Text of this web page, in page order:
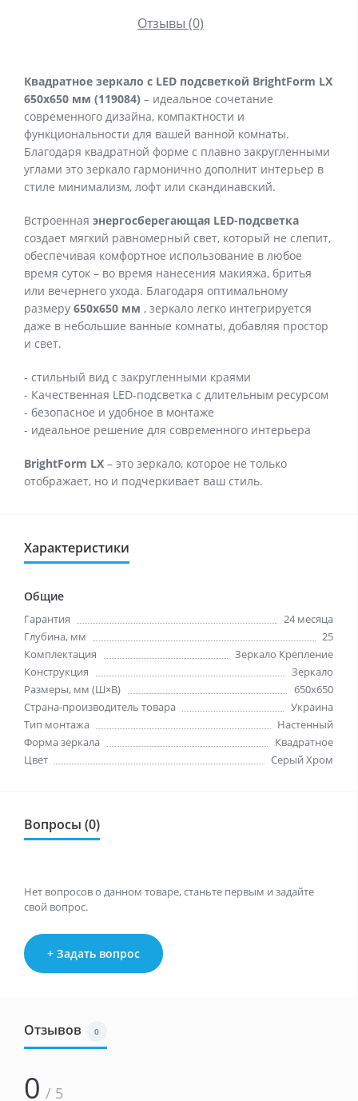
Отзывы (0)
Квадратное зеркало с LED подсветкой BrightForm LX
650x650 мм (119084) – идеальное сочетание
современного дизайна, компактности и
функциональности для вашей ванной комнаты.
Благодаря квадратной форме с плавно закругленными
углами это зеркало гармонично дополнит интерьер в
стиле минимализм, лофт или скандинавский.
Встроенная энергосберегающая LED-подсветка
создает мягкий равномерный свет, который не слепит,
обеспечивая комфортное использование в любое
время суток – во время нанесения макияжа, бритья
или вечернего ухода. Благодаря оптимальному
размеру 650x650 мм , зеркало легко интегрируется
даже в небольшие ванные комнаты, добавляя простор
и свет.
- стильный вид с закругленными краями
- Качественная LED-подсветка с длительным ресурсом
- безопасное и удобное в монтаже
- идеальное решение для современного интерьера
BrightForm LX – это зеркало, которое не только
отображает, но и подчеркивает ваш стиль.
Характеристики
Общие
Гарантия
24 месяца
Глубина, мм
25
Комплектация
Зеркало Крепление
Конструкция
Зеркало
Размеры, мм (Ш×В)
650x650
Страна-производитель товара
Украина
Тип монтажа
Настенный
Форма зеркала
Квадратное
Цвет
Серый Хром
Вопросы (0)
Нет вопросов о данном товаре, станьте первым и задайте
свой вопрос.
+ Задать вопрос
Отзывов 0
0 / 5